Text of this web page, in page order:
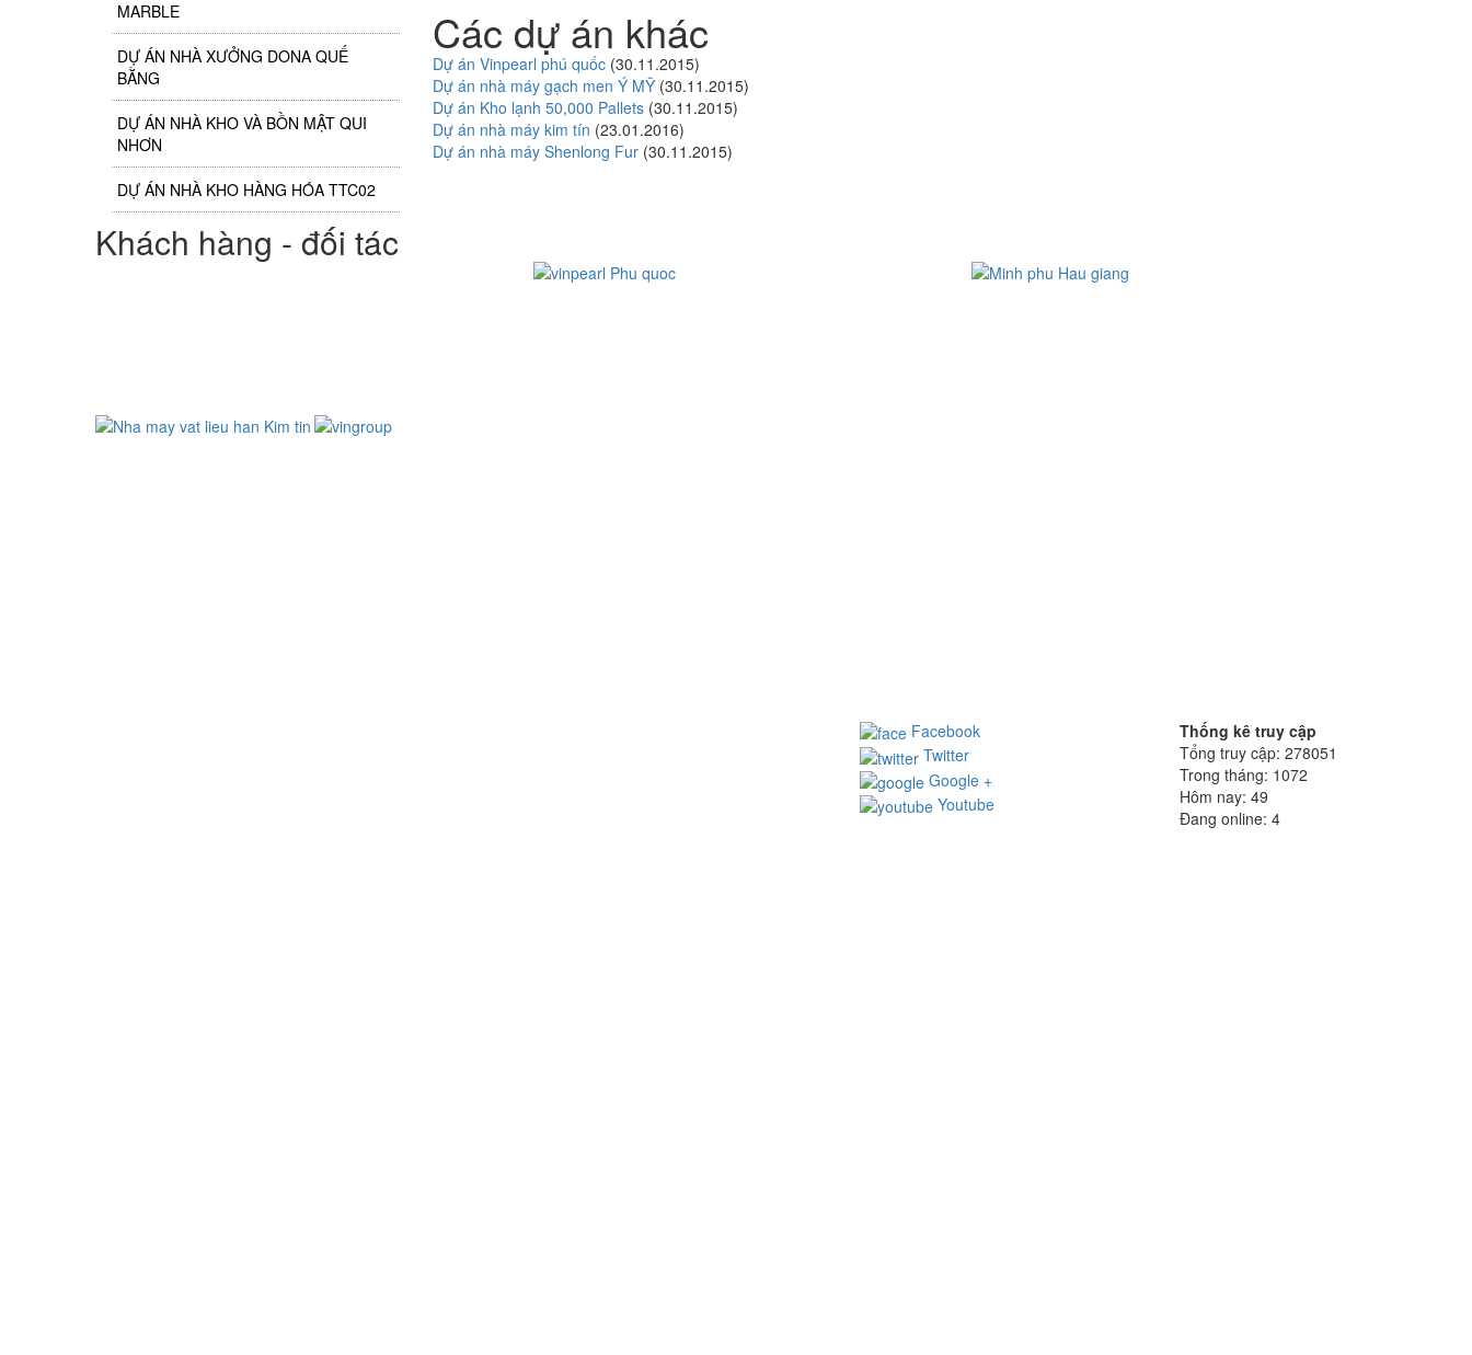
MARBLE
DỰ ÁN NHÀ XƯỞNG DONA QUẾ
BẰNG
DỰ ÁN NHÀ KHO VÀ BỒN MẬT QUI
NHƠN
DỰ ÁN NHÀ KHO HÀNG HÓA TTC02
Các dự án khác
Dự án Vinpearl phú quốc(30.11.2015)
Dự án nhà máy gạch men Ý MỸ(30.11.2015)
Dự án Kho lạnh 50,000 Pallets(30.11.2015)
Dự án nhà máy kim tín (23.01.2016)
Dự án nhà máy Shenlong Fur(30.11.2015)
Khách hàng - đối tác
Facebook
Twitter
Google +
Youtube
Thống kê truy cập
Tổng truy cập: 278051
Trong tháng: 1072
Hôm nay: 49
Đang online: 4